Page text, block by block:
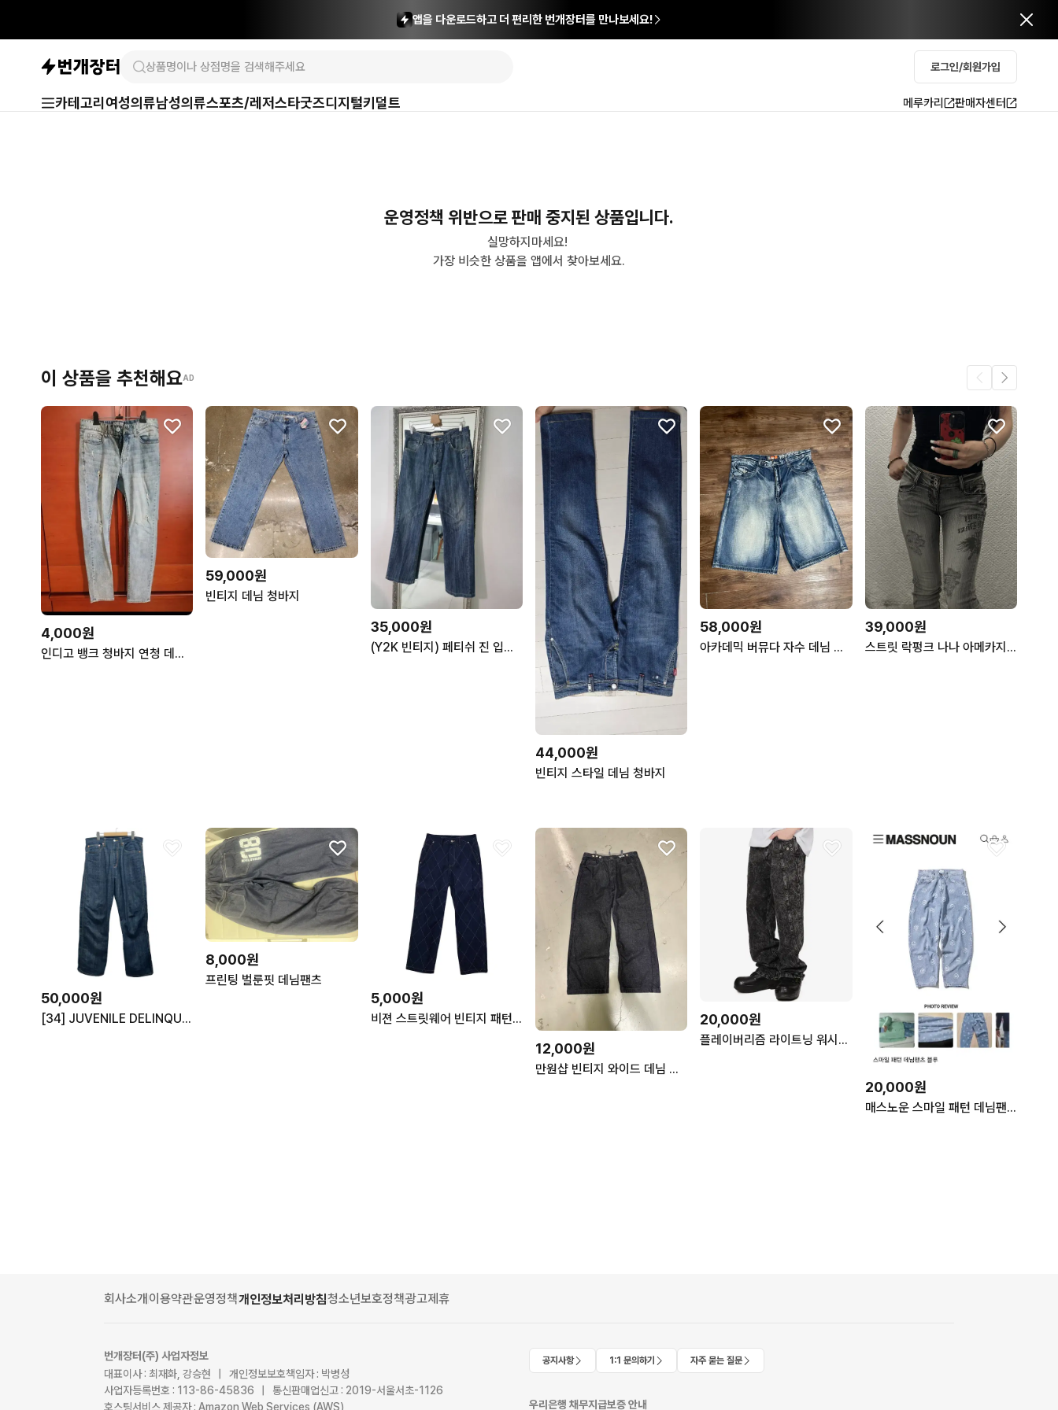
앱을 다운로드하고 더 편리한 번개장터를 만나보세요!
로그인/회원가입
카테고리 여성의류남성의류스포츠/레저스타굿즈디지털키덜트 메루카리 판매자센터
운영정책 위반으로 판매 중지된 상품입니다.
실망하지마세요!
가장 비슷한 상품을 앱에서 찾아보세요.
이 상품을 추천해요AD
4,000원
인디고 뱅크 청바지 연청 데미지 워싱
59,000원
빈티지 데님 청바지
35,000원
(Y2K 빈티지) 페티쉬 진 입체 자수 데님 청바지 (34)
44,000원
빈티지 스타일 데님 청바지
58,000원
아카데믹 버뮤다 자수 데님 팬츠 힙합 스트릿 y2k
39,000원
스트릿 락펑크 나나 아메카지 프린팅 찢청 데님팬츠 K0486
50,000원
[34] JUVENILE DELINQUENT 프린팅 데님 팬츠
8,000원
프린팅 벌룬핏 데님팬츠
5,000원
비젼 스트릿웨어 빈티지 패턴 청바지 L
12,000원
만원샵 빈티지 와이드 데님 팬츠 M-L
20,000원
플레이버리즘 라이트닝 워시드 크랙 데님 팬츠 M
20,000원
매스노운 스마일 패턴 데님팬츠 블루 L
회사소개이용약관운영정책개인정보처리방침청소년보호정책광고제휴
번개장터(주) 사업자정보
대표이사 : 최재화, 강승현 | 개인정보보호책임자 : 박병성
사업자등록번호 : 113-86-45836 | 통신판매업신고 : 2019-서울서초-1126
호스팅서비스 제공자 : Amazon Web Services (AWS)
공지사항 1:1 문의하기 자주 묻는 질문
우리은행 채무지급보증 안내